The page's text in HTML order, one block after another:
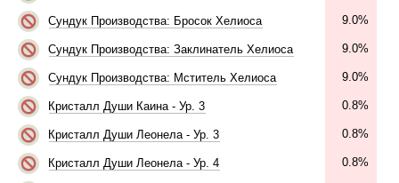
Сундук Производства: Бросок Хелиоса 9.0%
Сундук Производства: Заклинатель Хелиоса 9.0%
Сундук Производства: Мститель Хелиоса 9.0%
Кристалл Души Каина - Ур. 3 0.8%
Кристалл Души Леонела - Ур. 3 0.8%
Кристалл Души Леонела - Ур. 4 0.8%